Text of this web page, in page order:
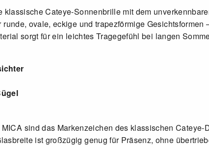
Cateye-Sonnenbrille mit dem
ovale, eckige und trapezförmige
sorgt für ein leichtes Tragegefühl bei langen
sind das Markenzeichen des klassischen
ist großzügig genug für Präsenz, ohne